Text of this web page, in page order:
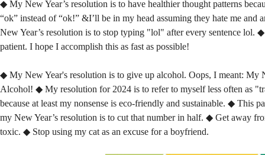
◆ My New Year’s resolution is to have healthier thought patterns
“ok” instead of “ok!” &I’ll be in my head assuming they hate me
New Year’s resolution is to stop typing "lol" after every sentence lol.
patient. I hope I accomplish this as fast as possible!
◆ My New Year's resolution is to give up alcohol. Oops, I meant: My
Alcohol! ◆ My resolution for 2024 is to refer to myself less often as
because at least my nonsense is eco-friendly and sustainable. ◆ This
my New Year’s resolution is to cut that number in half. ◆ Get away
toxic. ◆ Stop using my cat as an excuse for a boyfriend.